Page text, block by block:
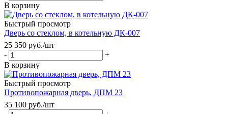
В корзину
Быстрый просмотр
Дверь со стеклом, в котельную ДК-007
25 350 руб./шт
-
+
В корзину
Быстрый просмотр
Противопожарная дверь, ДПМ 23
35 100 руб./шт